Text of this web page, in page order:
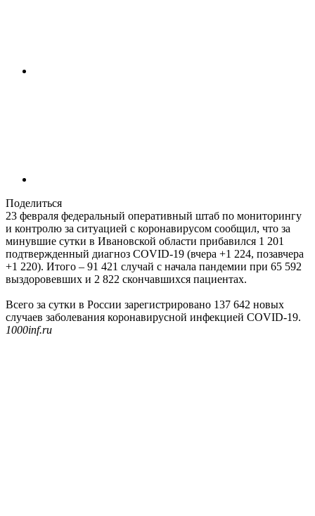
Поделиться
23 февраля федеральный оперативный штаб по мониторингу
и контролю за ситуацией с коронавирусом сообщил, что за
минувшие сутки в Ивановской области прибавился 1 201
подтвержденный диагноз COVID-19 (вчера +1 224, позавчера
+1 220). Итого – 91 421 случай с начала пандемии при 65 592
выздоровевших и 2 822 скончавшихся пациентах.
Всего за сутки в России зарегистрировано 137 642 новых
случаев заболевания коронавирусной инфекцией COVID-19.
1000inf.ru